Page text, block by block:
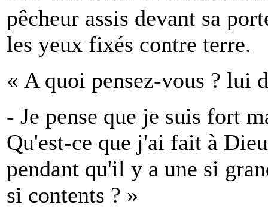
pêcheur assis devant sa
les yeux fixés contre terre.
« A quoi pensez-vous ? lui
- Je pense que je suis fort
Qu'est-ce que j'ai fait à
pendant qu'il y a une si
si contents ? »